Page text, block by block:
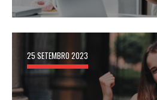
25 SETEMBRO 2023